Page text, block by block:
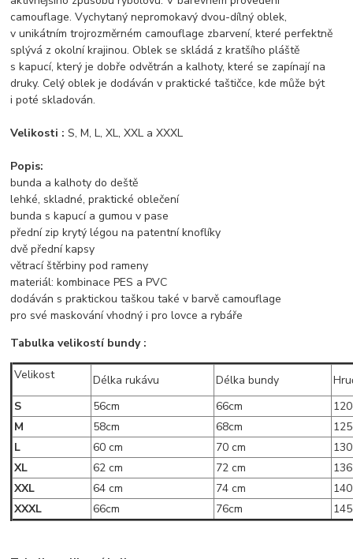
camouflage. Vychytaný nepromokavý dvou-dílný oblek,
v unikátním trojrozměrném camouflage zbarvení, které perfektně
splývá z okolní krajinou. Oblek se skládá z kratšího pláště
s kapucí, který je dobře odvětrán a kalhoty, které se zapínají na
druky. Celý oblek je dodáván v praktické taštičce, kde může být
i poté skladován.
Velikosti : S, M, L, XL, XXL a XXXL
Popis:
bunda a kalhoty do deště
lehké, skladné, praktické oblečení
bunda s kapucí a gumou v pase
přední zip krytý légou na patentní knoflíky
dvě přední kapsy
větrací štěrbiny pod rameny
materiál: kombinace PES a PVC
dodáván s praktickou taškou také v barvě camouflage
pro své maskování vhodný i pro lovce a rybáře
Tabulka velikostí bundy :
Velikost Délka rukávu Délka bundy
S
56cm 66cm
M
58cm 68cm
L
60 cm 70 cm
XL
62 cm 72 cm
XXL
64 cm 74 cm
XXXL
66cm 76cm